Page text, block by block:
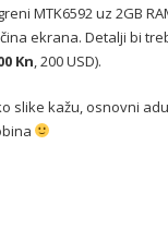
MTK6592 uz 2GB
ekrana. Detalji bi
Kn, 200 USD).
slike kažu, osnovni